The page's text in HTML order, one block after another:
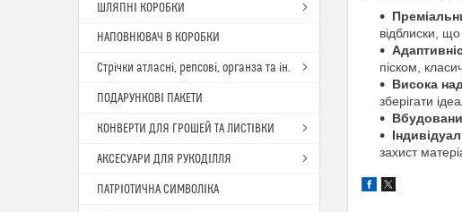
відблиски,
піском,
Висока
зберігати
захист
ШЛЯПНІ КОРОБКИ
НАПОВНЮВАЧ В КОРОБКИ
Стрічки атласні, репсові, органза та ін.
ПОДАРУНКОВІ ПАКЕТИ
КОНВЕРТИ ДЛЯ ГРОШЕЙ ТА ЛИСТІВКИ
АКСЕСУАРИ ДЛЯ РУКОДІЛЛЯ
ПАТРІОТИЧНА СИМВОЛІКА